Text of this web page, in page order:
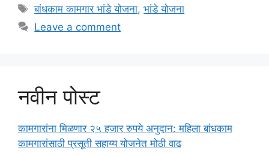
Tags
बांधकाम कामगार भांडे योजना,भांडे योजना
Leave a comment
नवीन पोस्ट
कामगारांना मिळणार २५ हजार रुपये अनुदान: महिला बांधकाम
कामगारांसाठी प्रसूती सहाय्य योजनेत मोठी वाढ